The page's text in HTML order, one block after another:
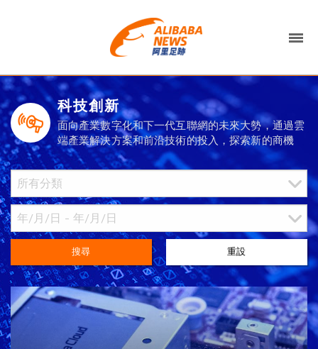
科技創新
面向產業數字化和下一代互聯網的未來大勢，通過雲
端產業解決方案和前沿技術的投入，探索新的商機
搜尋 重設